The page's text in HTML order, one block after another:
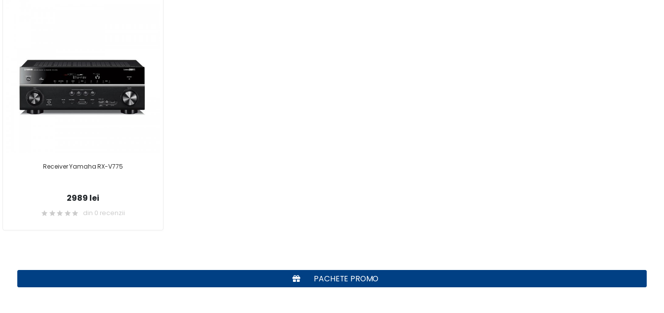
Receiver Yamaha RX-V775
2989 lei
din 0 recenzii
PACHETE PROMO